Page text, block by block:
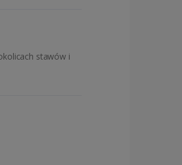
stawów i